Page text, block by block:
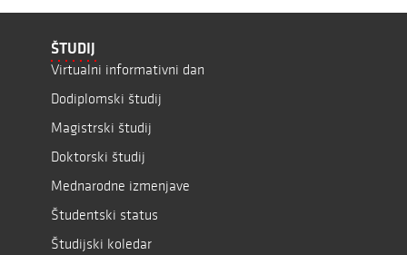
ŠTUDIJ
Virtualni informativni dan
Dodiplomski študij
Magistrski študij
Doktorski študij
Mednarodne izmenjave
Študentski status
Študijski koledar